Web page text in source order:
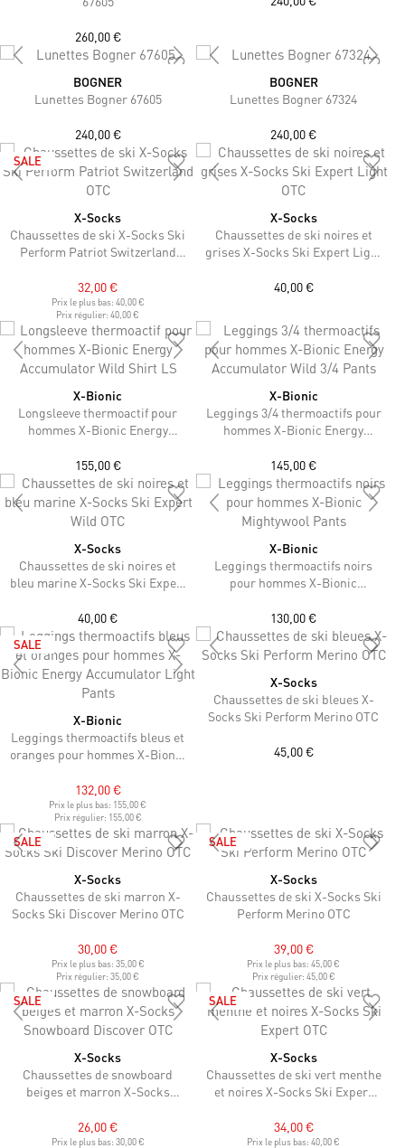
260,00 €
BOGNER
Lunettes Bogner 67605
240,00 €
BOGNER
Lunettes Bogner 67324
240,00 €
SALE
X-Socks
Chaussettes de ski X-Socks Ski
Perform Patriot Switzerland
32,00 €
Prix le plus bas: 40,00 €
Prix régulier:40,00 €
X-Socks
Chaussettes de ski noires et
grises X-Socks Ski Expert Light
40,00 €
X-Bionic
Longsleeve thermoactif pour
hommes X-Bionic Energy
155,00 €
X-Bionic
Leggings 3/4 thermoactifs pour
hommes X-Bionic Energy
145,00 €
X-Socks
Chaussettes de ski noires et
bleu marine X-Socks Ski Expert
40,00 €
X-Bionic
Leggings thermoactifs noirs
pour hommes X-Bionic
130,00 €
SALE
X-Bionic
Leggings thermoactifs bleus et
oranges pour hommes X-Bionic
Pants
132,00 €
Prix le plus bas: 155,00 €
Prix régulier: 155,00 €
X-Socks
Chaussettes de ski bleues X-
Socks Ski Perform Merino OTC
45,00 €
SALE
X-Socks
Chaussettes de ski marron X-
Socks Ski Discover Merino OTC
30,00 €
Prix le plus bas: 35,00 €
Prix régulier:35,00 €
SALE
X-Socks
Chaussettes de ski X-Socks Ski
Perform Merino OTC
39,00 €
Prix le plus bas:45,00 €
Prix régulier: 45,00 €
SALE
X-Socks
Chaussettes de snowboard
beiges et marron X-Socks
26,00 €
Prix le plus bas: 30,00 €
SALE
X-Socks
Chaussettes de ski vert menthe
et noires X-Socks Ski Expert
34,00 €
Prix le plus bas:40,00 €